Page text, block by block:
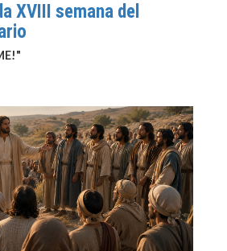
XVIII semana del